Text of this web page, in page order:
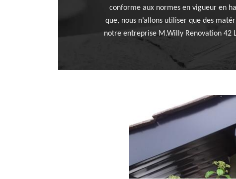
conforme aux normes en vigueur en
que, nous n’allons utiliser que des
notre entreprise M.Willy Renovation 42